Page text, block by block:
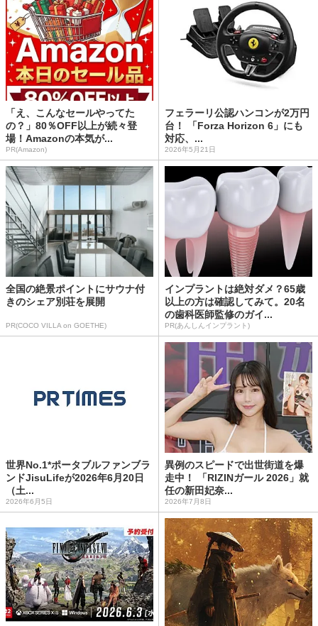
「え、こんなセールやってた
の？」80％OFF以上が続々登
場！Amazonの本気が...
PR(Amazon)
フェラーリ公認ハンコンが2万円
台！ 「Forza Horizon 6」にも
対応、...
2026年5月21日
全国の絶景ポイントにサウナ付
きのシェア別荘を展開
PR(COCO VILLA on GOETHE)
インプラントは絶対ダメ？65歳
以上の方は確認してみて。20名
の歯科医師監修のガイ...
PR(あんしんインプラント)
世界No.1*ポータブルファンブラ
ンドJisuLifeが2026年6月20日
（土...
2026年6月5日
異例のスピードで出世街道を爆
走中！ 「RIZINガール 2026」就
任の新田妃奈...
2026年7月8日